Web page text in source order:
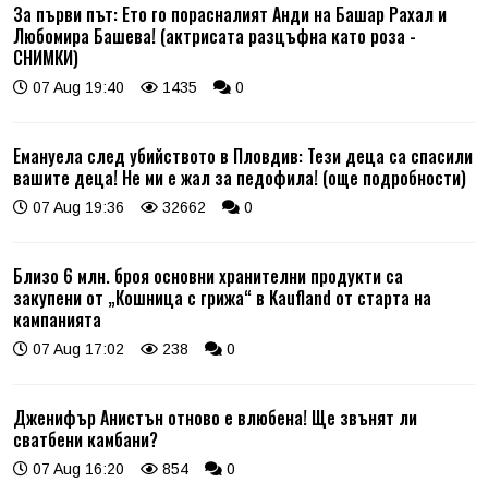
За първи път: Ето го порасналият Анди на Башар Рахал и
Любомира Башева! (актрисата разцъфна като роза -
СНИМКИ)
07 Aug 19:40 1435 0
Емануела след убийството в Пловдив: Тези деца са спасили
вашите деца! Не ми е жал за педофила! (още подробности)
07 Aug 19:36 32662 0
Близо 6 млн. броя основни хранителни продукти са
закупени от „Кошница с грижа“ в Kaufland от старта на
кампанията
07 Aug 17:02 238 0
Дженифър Анистън отново е влюбена! Ще звънят ли
сватбени камбани?
07 Aug 16:20 854 0